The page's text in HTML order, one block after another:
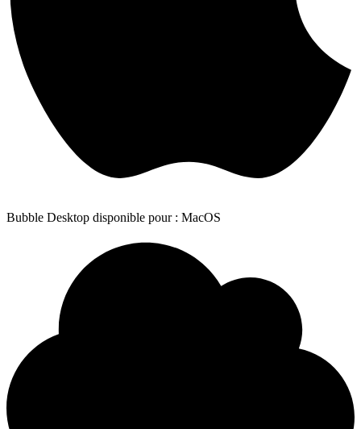
Bubble Desktop disponible pour : MacOS